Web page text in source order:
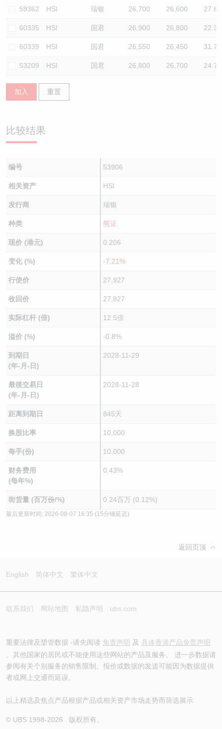
59362 HSI 瑞银 26,700 26,600 27.6
60335 HSI 国君 26,900 26,800 22.3
60339 HSI 国君 26,550 26,450 31.7
53209 HSI 国君 26,800 26,700 24.7
加入 重置
比较结果
编号 53906
相关资产 HSI
发行商 瑞银
种类 熊证
现价 (港元) 0.206
变化 (%) -7.21%
行使价 27,927
收回价 27,827
实际杠杆 (倍) 12.5倍
溢价 (%) -0.8%
到期日
(年-月-日)
2028-11-29
最後交易日
(年-月-日)
2028-11-28
距离到期日 845天
换股比率 10,000
每手(份) 10,000
财务费用
(每年%)
0.43%
街货量 (百万份/%) 0.24百万 (0.12%)
最后更新时间: 2026-08-07 16:35 (15分锺延迟)
返回页顶
English 简体中文 繁体中文
联系我们 网站地图 私隐声明 ubs.com
重要法律及槼管数据 -请先阅读 免责声明 及 具体香港产品免责声明
。其他国家的居民或不能使用这些网站的产品及服务。 进一步数据请
参阅有关个别服务的销售限制。报价或数据的发送可能因为数据提供
者或网上交通而延误。
以上精选及焦点产品根据产品或相关资产市场走势而筛选展示
© UBS 1998-2026 . 版权所有。